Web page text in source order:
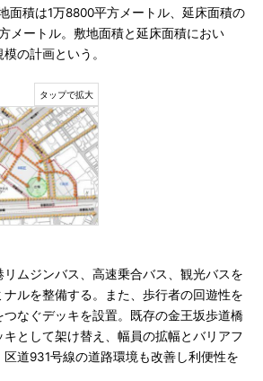
面積は1万8800平方メートル、延床面積の
メートル。敷地面積と延床面積におい
の計画という。
ムジンバス、高速乗合バス、観光バスを
ルを整備する。また、歩行者の回遊性を
なぐデッキを設置。既存の金王坂歩道橋
として架け替え、幅員の拡幅とバリアフ
区道931号線の道路環境も改善し利便性を